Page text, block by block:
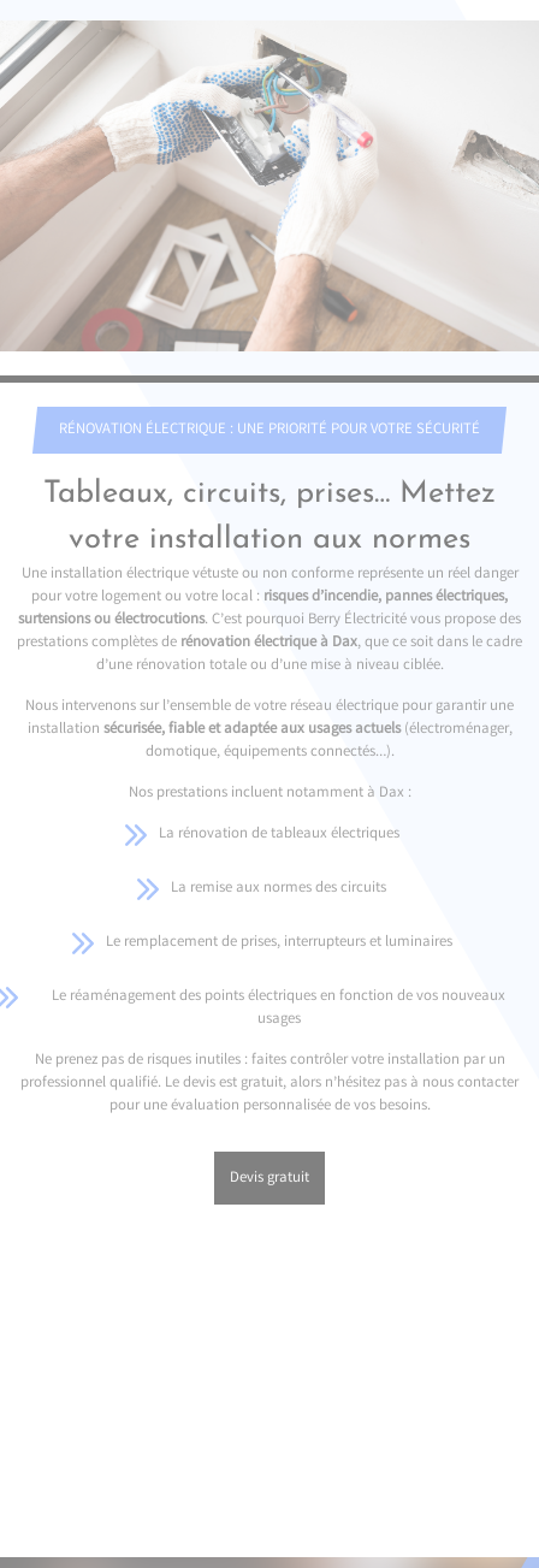
RÉNOVATION ÉLECTRIQUE : UNE PRIORITÉ POUR VOTRE SÉCURITÉ
Tableaux, circuits, prises… Mettez
votre installation aux normes
Une installation électrique vétuste ou non conforme représente un réel danger
pour votre logement ou votre local : risques d’incendie, pannes électriques,
surtensions ou électrocutions. C’est pourquoi Berry Électricité vous propose des
prestations complètes de rénovation électrique à Dax, que ce soit dans le cadre
d’une rénovation totale ou d’une mise à niveau ciblée.
Nous intervenons sur l’ensemble de votre réseau électrique pour garantir une
installation sécurisée, fiable et adaptée aux usages actuels(électroménager,
domotique, équipements connectés…).
Nos prestations incluent notamment à Dax :
La rénovation de tableaux électriques
La remise aux normes des circuits
Le remplacement de prises, interrupteurs et luminaires
Le réaménagement des points électriques en fonction de vos nouveaux
usages
Ne prenez pas de risques inutiles : faites contrôler votre installation par un
professionnel qualifié. Le devis est gratuit, alors n’hésitez pas à nous contacter
pour une évaluation personnalisée de vos besoins.
Devis gratuit